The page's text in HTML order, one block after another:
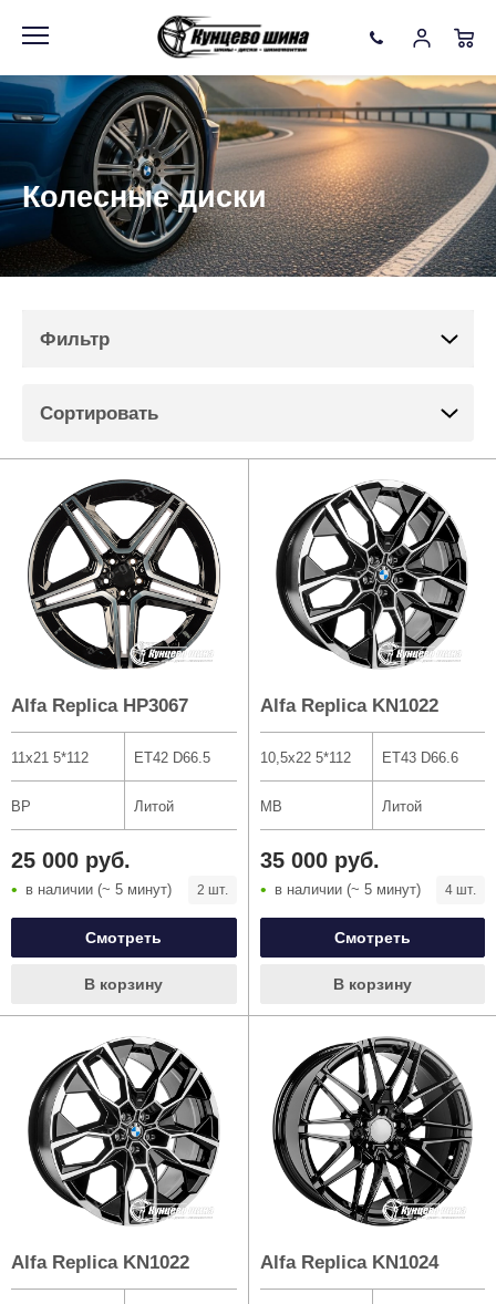
Колесные диски
Сортировать
Alfa Replica HP3067
11x21 5*112 ET42 D66.5
BP Литой
25 000 руб.
2 шт.
в наличии (~ 5 минут)
Смотреть
В корзину
Alfa Replica KN1022
10,5x22 5*112 ET43 D66.6
MB Литой
35 000 руб.
4 шт.
в наличии (~ 5 минут)
Смотреть
В корзину
Alfa Replica KN1022 Alfa Replica KN1024
Фильтр
Информация Фото товара
Фильтр
Доступность
в наличии (~ 5 минут)
Тип диска
Бренды
Подобрать